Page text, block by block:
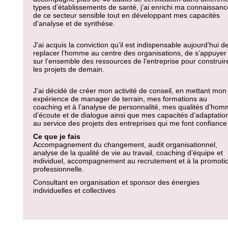
types d’établissements de santé, j’ai enrichi ma
de ce secteur sensible tout en développant mes capacités
d’analyse et de synthèse.
J’ai acquis la conviction qu’il est indispensable aujourd’hui
replacer l’homme au centre des organisations, de s’appuyer
sur l’ensemble des ressources de l’entreprise pour
les projets de demain.
J’ai décidé de créer mon activité de conseil, en mettant mon
expérience de manager de terrain, mes formations au
coaching et à l’analyse de personnalité, mes qualités
d’écoute et de dialogue ainsi que mes capacités
au service des projets des entreprises qui me font confiance
Ce que je fais
Accompagnement du changement, audit organisationnel,
analyse de la qualité de vie au travail, coaching d’équipe et
individuel, accompagnement au recrutement et à la
professionnelle.
Consultant en organisation et sponsor des énergies
individuelles et collectives